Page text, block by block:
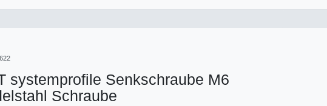
systemprofile Senkschraube M6
Schraube